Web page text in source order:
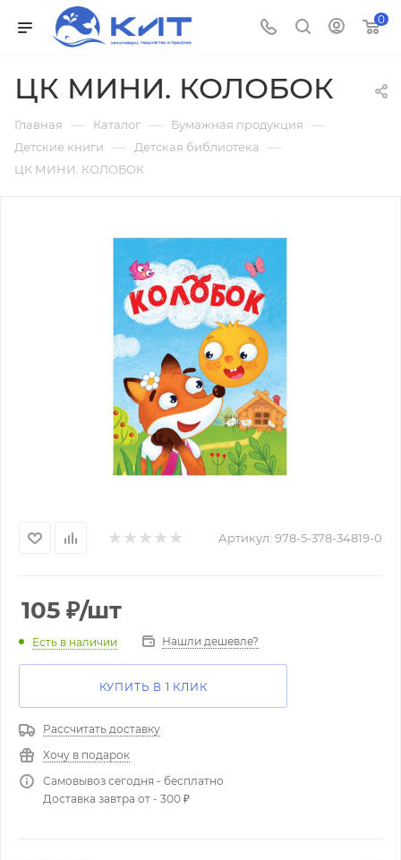
0
ЦК МИНИ. КОЛОБОК
Главная — Каталог — Бумажная продукция —
Детские книги — Детская библиотека —
ЦК МИНИ. КОЛОБОК
Артикул: 978-5-378-34819-0
105 ₽/шт
Есть в наличии Нашли дешевле?
КУПИТЬ В 1 КЛИК
Рассчитать доставку
Хочу в подарок
Самовывоз сегодня - бесплатно
Доставка завтра от - 300 ₽